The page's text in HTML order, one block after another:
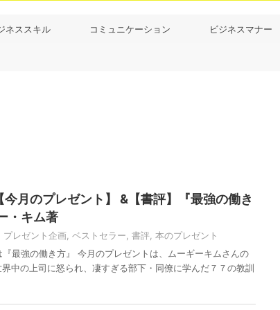
ネススキル コミュニケーション ビジネスマナー
月のプレゼント】 &【書評】『最強の働き
・キム著
プレゼント企画, ベストセラー, 書評, 本のプレゼント
最強の働き方』 今月のプレゼントは、ムーギーキムさんの
界中の上司に怒られ、凄すぎる部下・同僚に学んだ７７の教訓